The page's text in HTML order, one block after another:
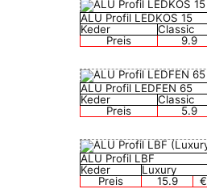
ALU Profil LEDKOS 15
Keder
Classic
Preis
9.9
ALU Profil LEDFEN 65
Keder
Classic
Preis
5.9
ALU Profil LBF
Keder
Luxury
Preis
15.9 €